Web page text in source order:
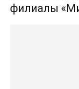
филиалы